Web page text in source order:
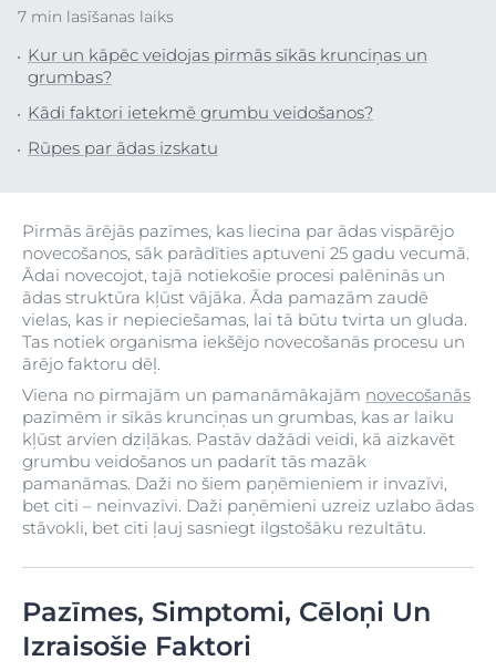
7 min lasīšanas laiks
Kur un kāpēc veidojas pirmās sīkās krunciņas un
grumbas?
Kādi faktori ietekmē grumbu veidošanos?
Rūpes par ādas izskatu
Pirmās ārējās pazīmes, kas liecina par ādas vispārējo
novecošanos, sāk parādīties aptuveni 25 gadu vecumā.
Ādai novecojot, tajā notiekošie procesi palēninās un
ādas struktūra kļūst vājāka. Āda pamazām zaudē
vielas, kas ir nepieciešamas, lai tā būtu tvirta un gluda.
Tas notiek organisma iekšējo novecošanās procesu un
ārējo faktoru dēļ.
Viena no pirmajām un pamanāmākajām novecošanās
pazīmēm ir sīkās krunciņas un grumbas, kas ar laiku
kļūst arvien dziļākas. Pastāv dažādi veidi, kā aizkavēt
grumbu veidošanos un padarīt tās mazāk
pamanāmas. Daži no šiem paņēmieniem ir invazīvi,
bet citi – neinvazīvi. Daži paņēmieni uzreiz uzlabo ādas
stāvokli, bet citi ļauj sasniegt ilgstošāku rezultātu.
Pazīmes, Simptomi, Cēloņi Un
Izraisošie Faktori